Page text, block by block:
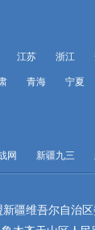
江苏 浙江
青海 宁夏
网 新疆九三
新疆维吾尔自治